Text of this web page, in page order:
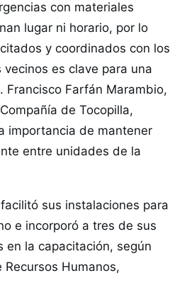
con materiales
lugar ni horario, por lo
y coordinados con los
es clave para una
Francisco Farfán Marambio,
de Tocopilla,
importancia de mantener
entre unidades de la
sus instalaciones para
e incorporó a tres de sus
en la capacitación, según
Humanos,